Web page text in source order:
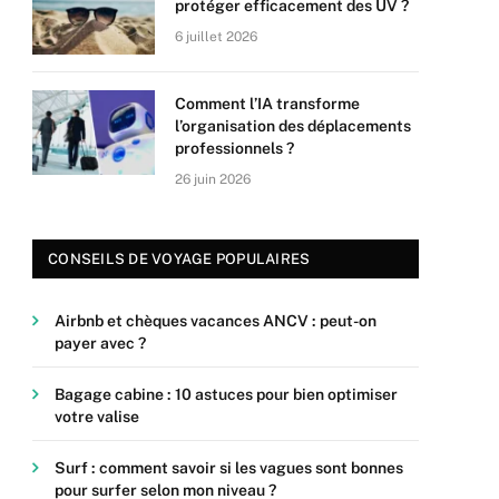
protéger efficacement des UV ?
6 juillet 2026
Comment l’IA transforme
l’organisation des déplacements
professionnels ?
26 juin 2026
CONSEILS DE VOYAGE POPULAIRES
Airbnb et chèques vacances ANCV : peut-on
payer avec ?
Bagage cabine : 10 astuces pour bien optimiser
votre valise
Surf : comment savoir si les vagues sont bonnes
pour surfer selon mon niveau ?